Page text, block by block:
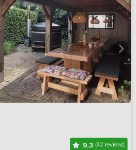
9,3(42 reviews)